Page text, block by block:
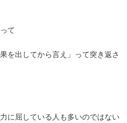
て
を出してから言え」って突き返さ
に屈している人も多いのではない